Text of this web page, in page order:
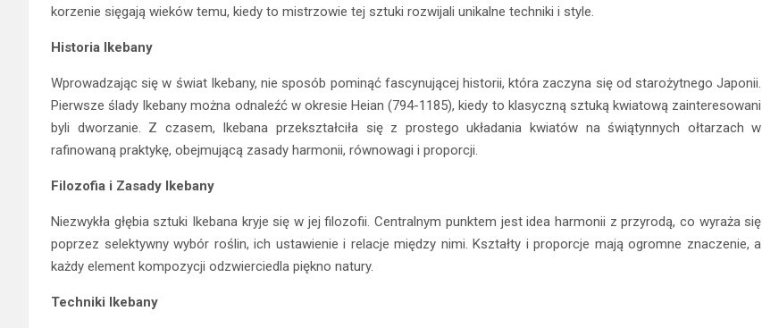
korzenie sięgają wieków temu, kiedy to mistrzowie tej sztuki rozwijali unikalne techniki i style.
Historia Ikebany
Wprowadzając się w świat Ikebany, nie sposób pominąć fascynującej historii, która zaczyna się od starożytnego Japonii.
Pierwsze ślady Ikebany można odnaleźć w okresie Heian (794-1185), kiedy to klasyczną sztuką kwiatową zainteresowani
byli dworzanie. Z czasem, Ikebana przekształciła się z prostego układania kwiatów na świątynnych ołtarzach w
rafinowaną praktykę, obejmującą zasady harmonii, równowagi i proporcji.
Filozofia i Zasady Ikebany
Niezwykła głębia sztuki Ikebana kryje się w jej filozofii. Centralnym punktem jest idea harmonii z przyrodą, co wyraża się
poprzez selektywny wybór roślin, ich ustawienie i relacje między nimi. Kształty i proporcje mają ogromne znaczenie, a
każdy element kompozycji odzwierciedla piękno natury.
Techniki Ikebany